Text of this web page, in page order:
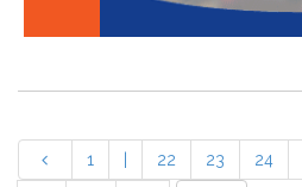
1 22 23 24